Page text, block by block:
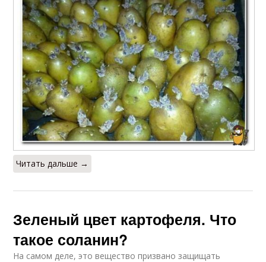
Читать дальше →
Зеленый цвет картофеля. Что
такое соланин?
На самом деле, это вещество призвано защищать